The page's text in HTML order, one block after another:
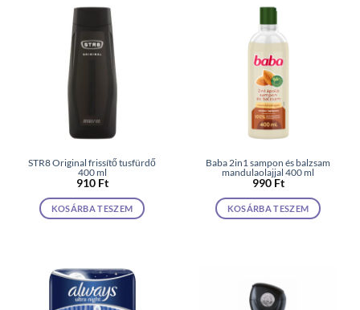
STR8 Original frissítő tusfürdő
400 ml
910 Ft
KOSÁRBA TESZEM
Baba 2in1 sampon és balzsam
mandulaolajjal 400 ml
990 Ft
KOSÁRBA TESZEM